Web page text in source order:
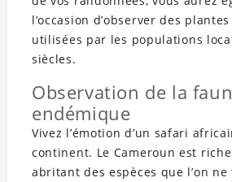
l’occasion d’observer des
utilisées par les populations
siècles.
Observation de la
endémique
Vivez l’émotion d’un safari
continent. Le Cameroun est
abritant des espèces que l’on